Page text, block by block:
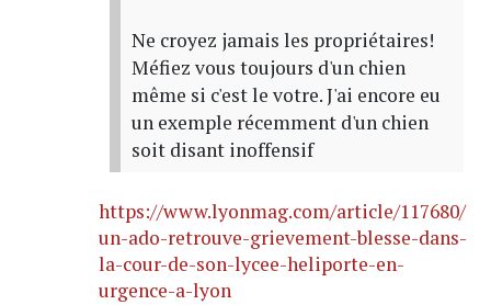
Ne croyez jamais les propriétaires!
Méfiez vous toujours d'un chien
même si c'est le votre. J'ai encore eu
un exemple récemment d'un chien
soit disant inoffensif
https://www.lyonmag.com/article/117680/
un-ado-retrouve-grievement-blesse-dans-
la-cour-de-son-lycee-heliporte-en-
urgence-a-lyon